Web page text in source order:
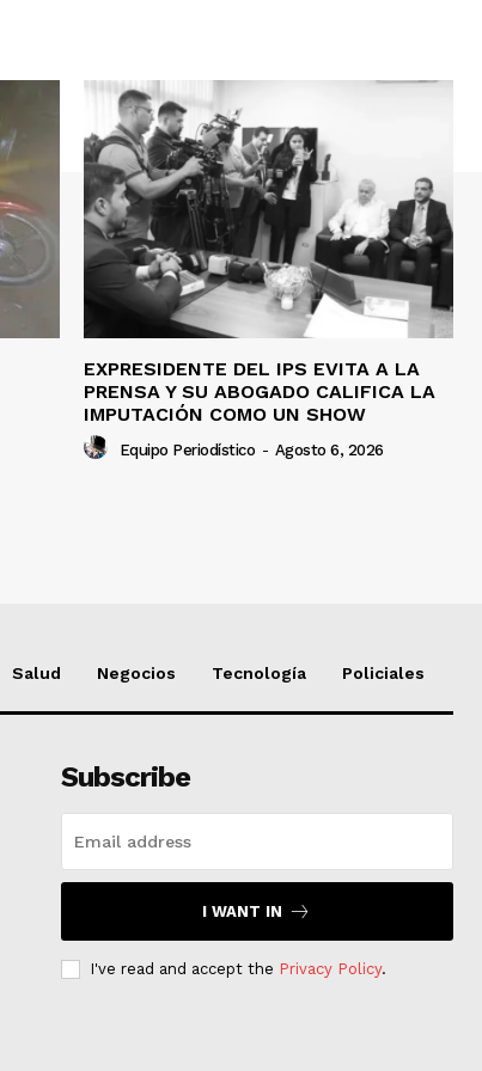
EXPRESIDENTE DEL IPS EVITA A LA
PRENSA Y SU ABOGADO CALIFICA LA
IMPUTACIÓN COMO UN SHOW
Equipo Periodístico - Agosto 6, 2026
Salud Negocios Tecnología Policiales
Subscribe
I WANT IN
I've read and accept the Privacy Policy.